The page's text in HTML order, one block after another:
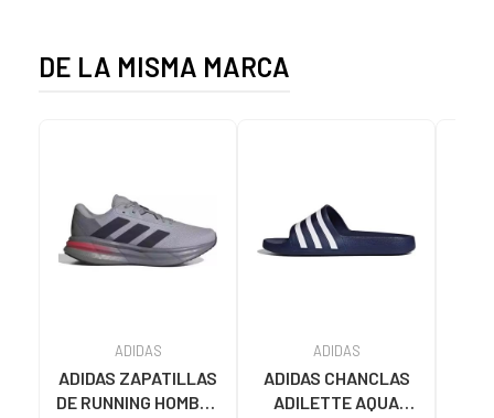
DE LA MISMA MARCA
ADIDAS
ADIDAS ZAPATILLAS
DE RUNNING HOMBRE
ADIDAS
ADIDAS CHANCLAS
ADILETTE AQUA